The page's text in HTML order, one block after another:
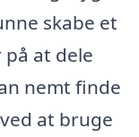
skabe et
at dele
nemt finde
at bruge